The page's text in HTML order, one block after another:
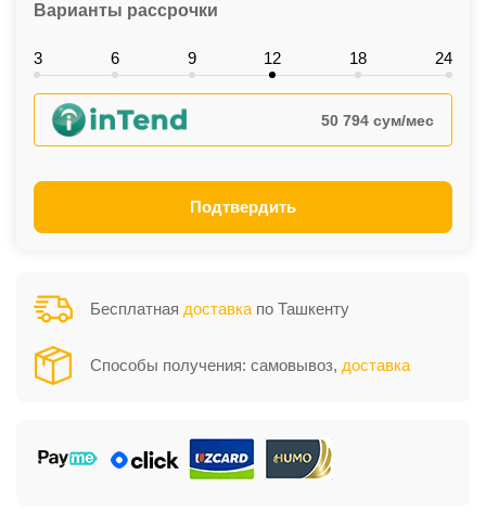
Варианты рассрочки
3 6 9 12 18 24
50 794 сум/мес
Подтвердить
Бесплатная доставка по Ташкенту
Способы получения: самовывоз, доставка